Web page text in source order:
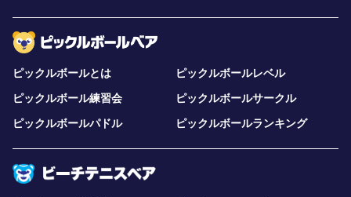
ピックルボールとは
ピックルボールレベル
ピックルボール練習会
ピックルボールサークル
ピックルボールパドル
ピックルボールランキング